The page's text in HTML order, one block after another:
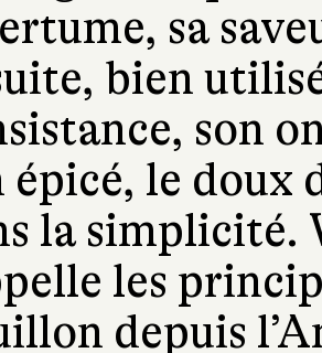
sa
bien
son
épicé, le doux
la simplicité.
les
depuis